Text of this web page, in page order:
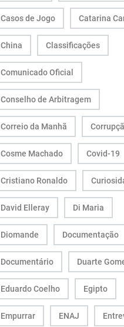
Casos de Jogo Catarina
China Classificações
Comunicado Oficial
Conselho de Arbitragem
Correio da Manhã
Cosme Machado Covid-19
Cristiano Ronaldo
David Elleray Di Maria
Diomande Documentação
Documentário Duarte
Eduardo Coelho Egipto
Empurrar ENAJ